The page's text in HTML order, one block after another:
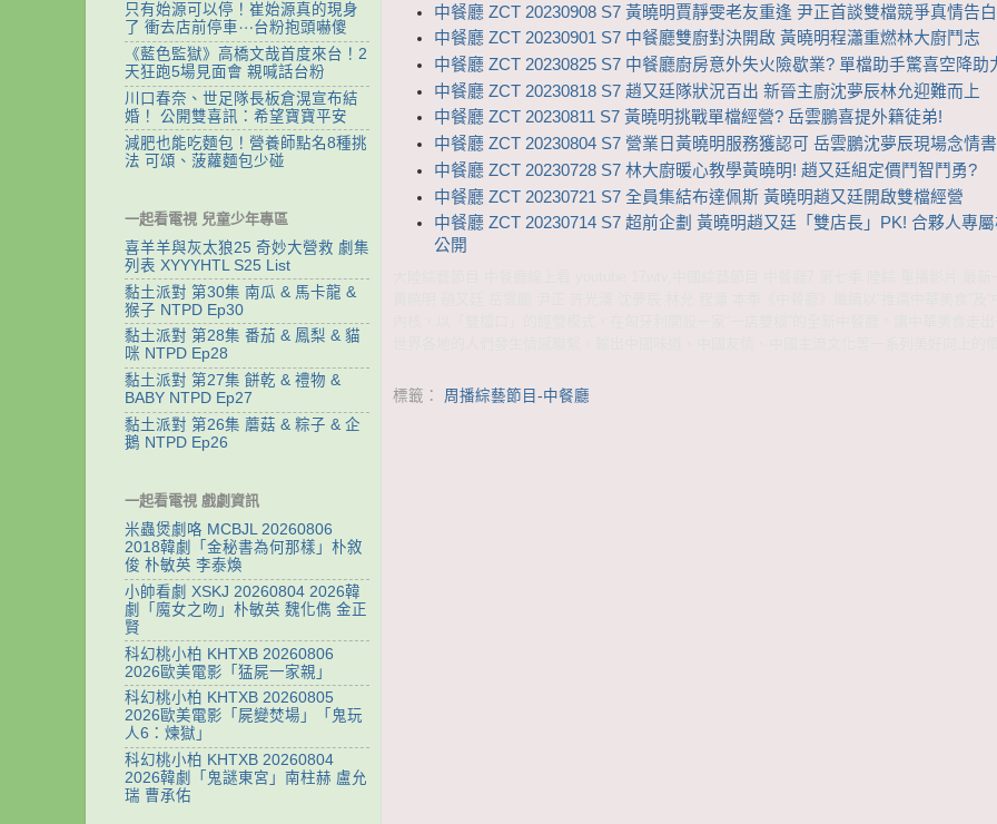
中餐廳 ZCT 20230908 S7 黃曉明賈靜雯老友重逢 尹正首談雙檔競爭真情告白
中餐廳 ZCT 20230901 S7 中餐廳雙廚對決開啟 黃曉明程瀟重燃林大廚鬥志
中餐廳 ZCT 20230825 S7 中餐廳廚房意外失火險歇業? 單檔助手驚喜空降助
中餐廳 ZCT 20230818 S7 趙又廷隊狀況百出 新晉主廚沈夢辰林允迎難而上
中餐廳 ZCT 20230811 S7 黃曉明挑戰單檔經營? 岳雲鵬喜提外籍徒弟!
中餐廳 ZCT 20230804 S7 營業日黃曉明服務獲認可 岳雲鵬沈夢辰現場念情書
中餐廳 ZCT 20230728 S7 林大廚暖心教學黃曉明! 趙又廷組定價鬥智鬥勇?
中餐廳 ZCT 20230721 S7 全員集結布達佩斯 黃曉明趙又廷開啟雙檔經營
中餐廳 ZCT 20230714 S7 超前企劃 黃曉明趙又廷「雙店長」PK! 合夥人專
公開
標籤： 周播綜藝節目-中餐廳
只有始源可以停！崔始源真的現身
了 衝去店前停車⋯台粉抱頭嚇傻
《藍色監獄》高橋文哉首度來台！2
天狂跑5場見面會 親喊話台粉
川口春奈、世足隊長板倉滉宣布結
婚！ 公開雙喜訊：希望寶寶平安
減肥也能吃麵包！營養師點名8種挑
法 可頌、菠蘿麵包少碰
一起看電視 兒童少年專區
喜羊羊與灰太狼25 奇妙大營救 劇集
列表 XYYYHTL S25 List
黏土派對 第30集 南瓜 & 馬卡龍 &
猴子 NTPD Ep30
黏土派對 第28集 番茄 & 鳳梨 & 貓
咪 NTPD Ep28
黏土派對 第27集 餅乾 & 禮物 &
BABY NTPD Ep27
黏土派對 第26集 蘑菇 & 粽子 & 企
鵝 NTPD Ep26
一起看電視 戲劇資訊
米蟲煲劇咯 MCBJL 20260806
2018韓劇「金秘書為何那樣」朴敘
俊 朴敏英 李泰煥
小帥看劇 XSKJ 20260804 2026韓
劇「魔女之吻」朴敏英 魏化儁 金正
賢
科幻桃小柏 KHTXB 20260806
2026歐美電影「猛屍一家親」
科幻桃小柏 KHTXB 20260805
2026歐美電影「屍變焚場」「鬼玩
人6：煉獄」
科幻桃小柏 KHTXB 20260804
2026韓劇「鬼謎東宮」南柱赫 盧允
瑞 曹承佑